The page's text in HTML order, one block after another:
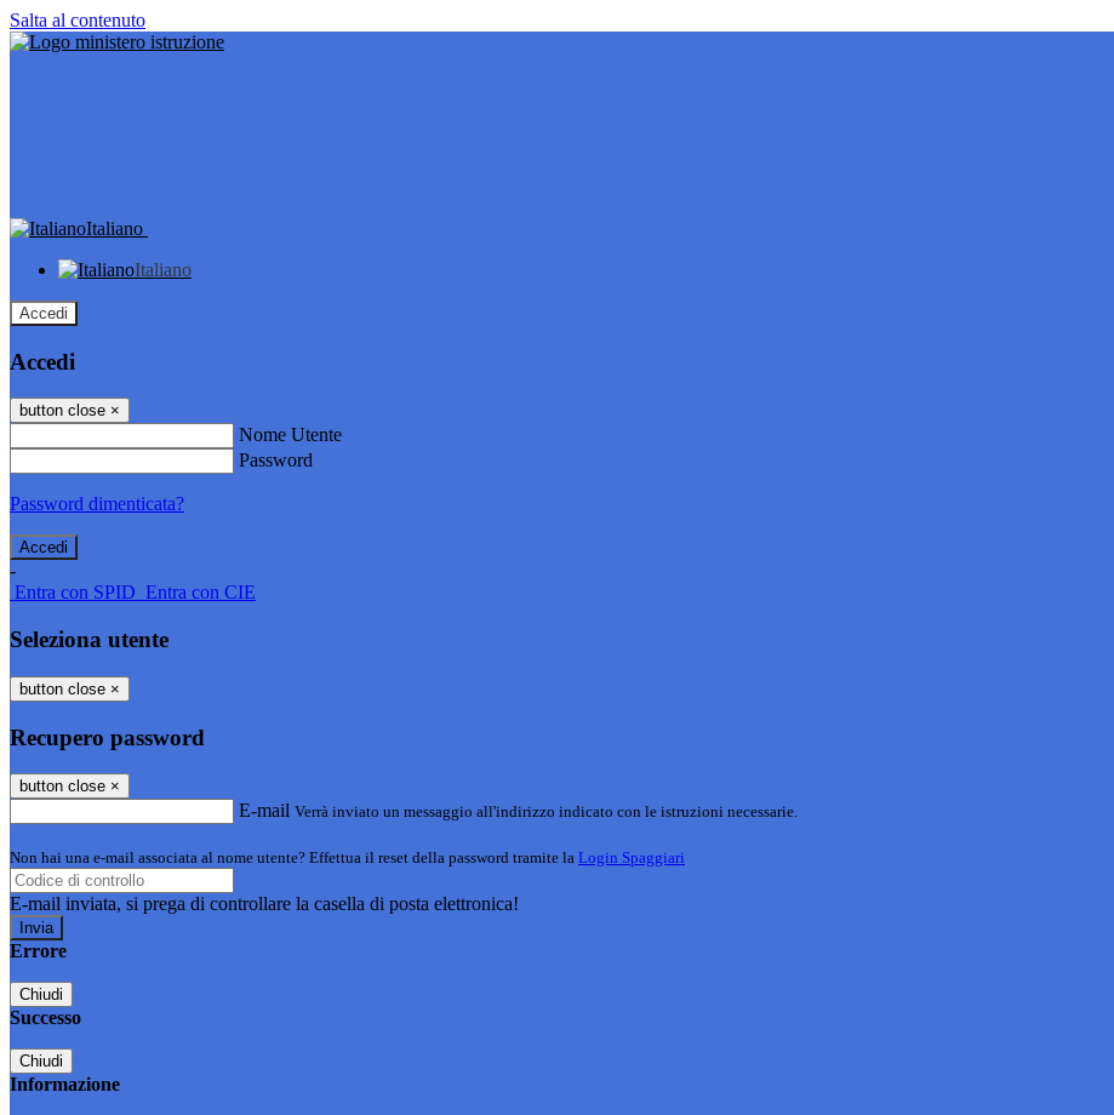
Salta al contenuto
Italiano
Italiano
Accedi
Accedi
button close ×
Nome Utente
Password
Password dimenticata?
-
Entra con SPID Entra con CIE
Seleziona utente
button close ×
Recupero password
button close ×
E-mail Verrà inviato un messaggio all'indirizzo indicato con le istruzioni necessarie.
Non hai una e-mail associata al nome utente? Effettua il reset della password tramite la Login Spaggiari
E-mail inviata, si prega di controllare la casella di posta elettronica!
Errore
Chiudi
Successo
Chiudi
Informazione